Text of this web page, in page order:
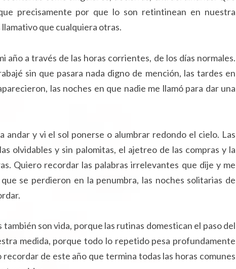
precisamente por que lo son retintinean en nuestra
que cualquiera otras.
año a través de las horas corrientes, de los días normales.
sin que pasara nada digno de mención, las tardes en
las noches en que nadie me llamó para dar una
andar y vi el sol ponerse o alumbrar redondo el cielo. Las
olvidables y sin palomitas, el ajetreo de las compras y la
Quiero recordar las palabras irrelevantes que dije y me
se perdieron en la penumbra, las noches solitarias de
son vida, porque las rutinas domestican el paso del
medida, porque todo lo repetido pesa profundamente
de este año que termina todas las horas comunes